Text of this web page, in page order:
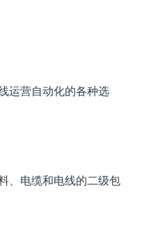
运营自动化的各种选
、电缆和电线的二级包